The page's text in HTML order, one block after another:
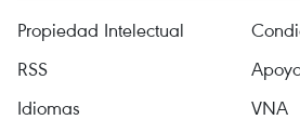
Propiedad Intelectual
RSS
Idiomas
VNA